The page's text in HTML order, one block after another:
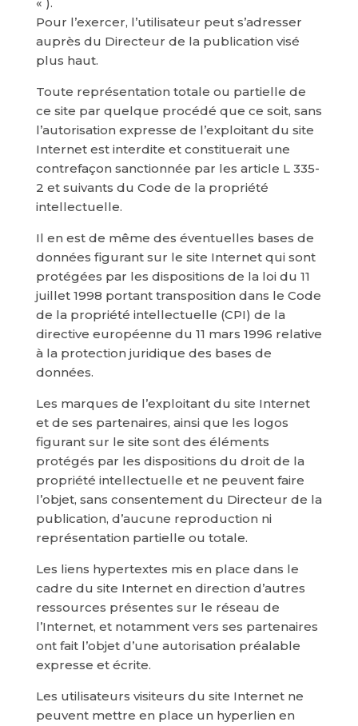
Pour l’exercer, l’utilisateur peut s’adresser
auprès du Directeur de la publication visé
plus haut.
Toute représentation totale ou partielle de
ce site par quelque procédé que ce soit, sans
l’autorisation expresse de l’exploitant du site
Internet est interdite et constituerait une
contrefaçon sanctionnée par les article L 335-
2 et suivants du Code de la propriété
intellectuelle.
Il en est de même des éventuelles bases de
données figurant sur le site Internet qui sont
protégées par les dispositions de la loi du 11
juillet 1998 portant transposition dans le Code
de la propriété intellectuelle (CPI) de la
directive européenne du 11 mars 1996 relative
à la protection juridique des bases de
données.
Les marques de l’exploitant du site Internet
et de ses partenaires, ainsi que les logos
figurant sur le site sont des éléments
protégés par les dispositions du droit de la
propriété intellectuelle et ne peuvent faire
l’objet, sans consentement du Directeur de la
publication, d’aucune reproduction ni
représentation partielle ou totale.
Les liens hypertextes mis en place dans le
cadre du site Internet en direction d’autres
ressources présentes sur le réseau de
l’Internet, et notamment vers ses partenaires
ont fait l’objet d’une autorisation préalable
expresse et écrite.
Les utilisateurs visiteurs du site Internet ne
peuvent mettre en place un hyperlien en